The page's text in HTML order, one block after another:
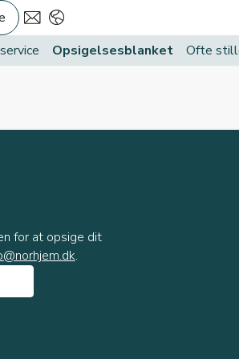
Opsigelsesblanket Ofte
for at opsige dit
.